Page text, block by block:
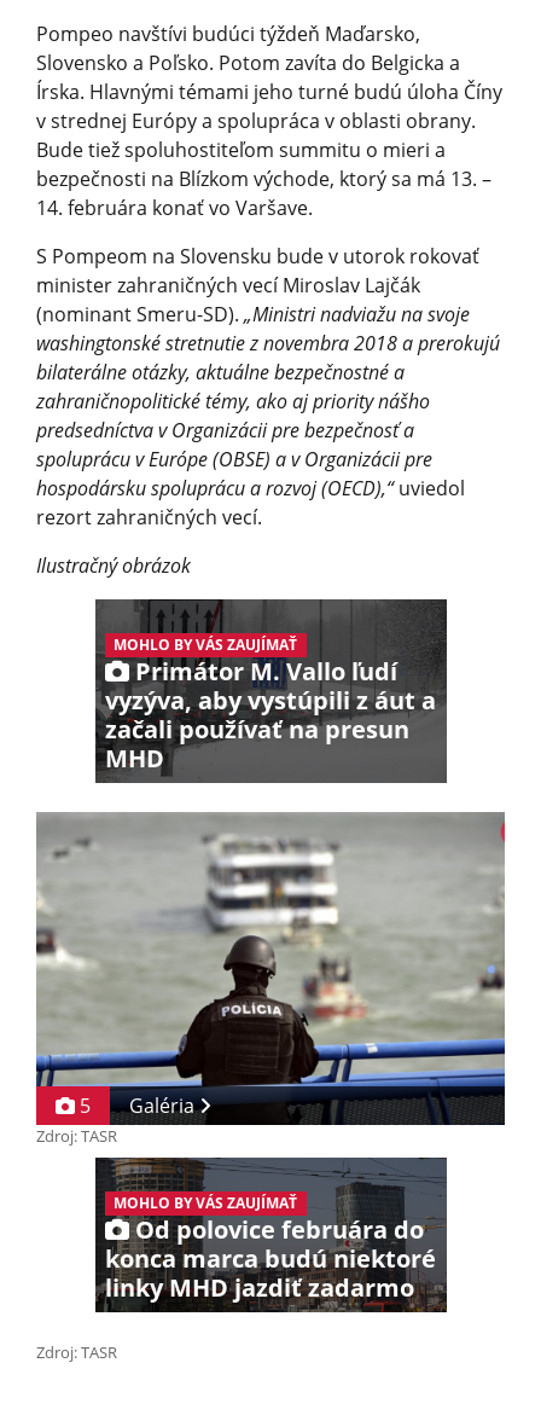
Pompeo navštívi budúci týždeň Maďarsko,
Slovensko a Poľsko. Potom zavíta do Belgicka a
Írska. Hlavnými témami jeho turné budú úloha Číny
v strednej Európy a spolupráca v oblasti obrany.
Bude tiež spoluhostiteľom summitu o mieri a
bezpečnosti na Blízkom východe, ktorý sa má 13. –
14. februára konať vo Varšave.
S Pompeom na Slovensku bude v utorok rokovať
minister zahraničných vecí Miroslav Lajčák
(nominant Smeru-SD). „Ministri nadviažu na svoje
washingtonské stretnutie z novembra 2018 a prerokujú
bilaterálne otázky, aktuálne bezpečnostné a
zahraničnopolitické témy, ako aj priority nášho
predsedníctva v Organizácii pre bezpečnosť a
spoluprácu v Európe (OBSE) a v Organizácii pre
hospodársku spoluprácu a rozvoj (OECD),“uviedol
rezort zahraničných vecí.
Ilustračný obrázok
MOHLO BY VÁS ZAUJÍMAŤ
Primátor M. Vallo ľudí
vyzýva, aby vystúpili z áut a
začali používať na presun
MHD
5 Galéria
Zdroj: TASR
MOHLO BY VÁS ZAUJÍMAŤ
Od polovice februára do
konca marca budú niektoré
linky MHD jazdiť zadarmo
Zdroj: TASR